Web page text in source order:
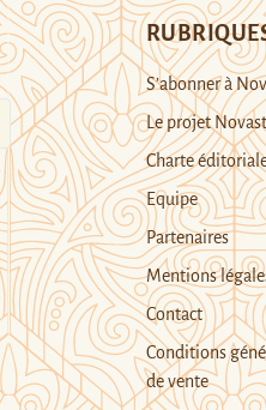
S’abonner à
Le projet
Charte
Equipe
Partenaires
Mentions
Contact
Conditions
de vente